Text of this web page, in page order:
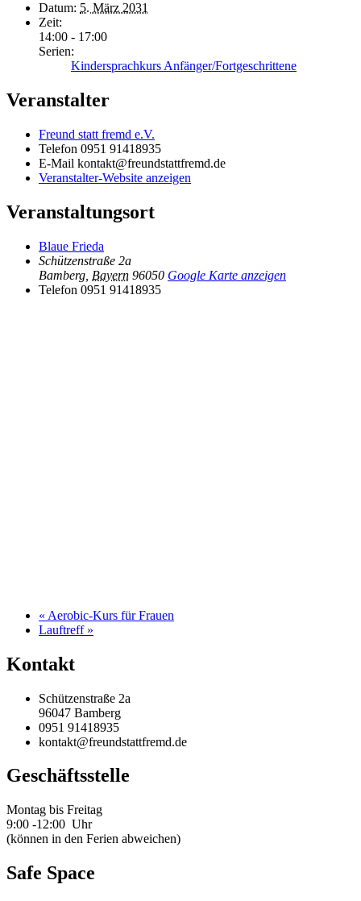
Datum: 5. März 2031
Zeit:
14:00 - 17:00
Serien:
Kindersprachkurs Anfänger/Fortgeschrittene
Veranstalter
Freund statt fremd e.V.
Telefon 0951 91418935
E-Mail kontakt@freundstattfremd.de
Veranstalter-Website anzeigen
Veranstaltungsort
Blaue Frieda
Schützenstraße 2a
Bamberg Bayern 96050 Google Karte anzeigen
Telefon 0951 91418935
« Aerobic-Kurs für Frauen
Lauftreff »
Kontakt
Schützenstraße 2a
96047 Bamberg
0951 91418935
kontakt@freundstattfremd.de
Geschäftsstelle
Montag bis Freitag
9:00 -12:00 Uhr
(können in den Ferien abweichen)
Safe Space